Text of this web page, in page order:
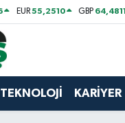
EUR55,2510 GBP 64,4811
KARİYER